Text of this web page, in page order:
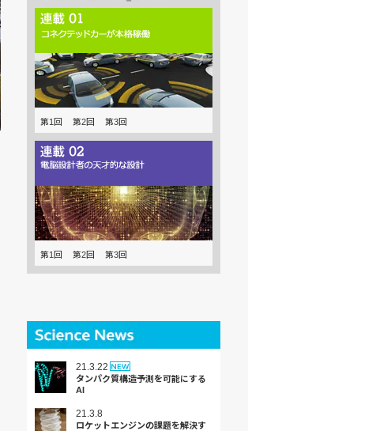
第1回 第2回 第3回
第1回 第2回 第3回
21.3.22
タンパク質構造予測を可能にする
AI
21.3.8
ロケットエンジンの課題を解決す